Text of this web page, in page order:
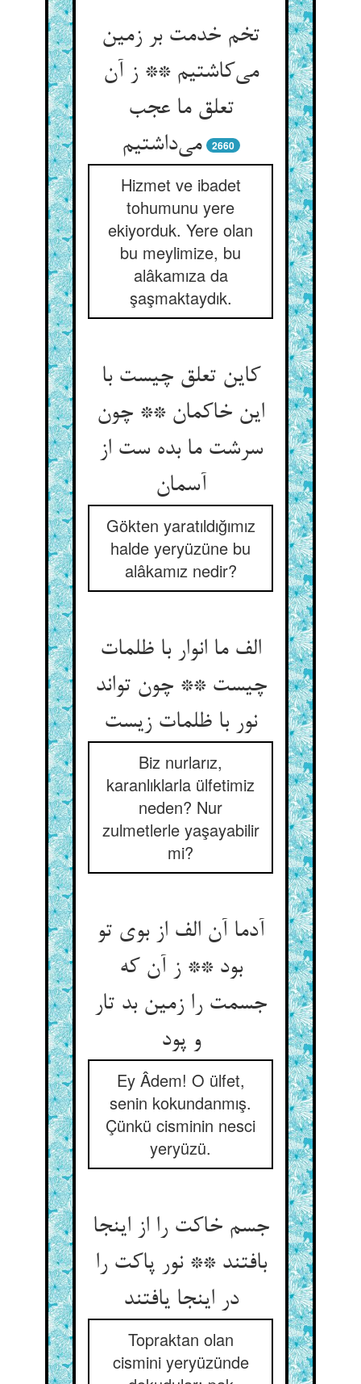
تخم خدمت بر زمین
می‌‌کاشتیم ** ز آن
تعلق ما عجب
می‌‌داشتیم‌‌
2660
Hizmet ve ibadet
tohumunu yere
ekiyorduk. Yere olan
bu meylimize, bu
alâkamıza da
şaşmaktaydık.
کاین تعلق چیست با
این خاکمان ** چون
سرشت ما بده ست از
Gökten yaratıldığımız
halde yeryüzüne bu
alâkamız nedir?
الف ما انوار با ظلمات
چیست ** چون تواند
Biz nurlarız,
karanlıklarla ülfetimiz
neden? Nur
zulmetlerle yaşayabilir
mi?
آدما آن الف از بوی تو
بود ** ز آن که
جسمت را زمین بد تار
و پود
Ey Âdem! O ülfet,
senin kokundanmış.
Çünkü cisminin nesci
yeryüzü.
جسم خاکت را از اینجا
بافتند ** نور پاکت را
در اینجا یافتند
Topraktan olan
cismini yeryüzünde